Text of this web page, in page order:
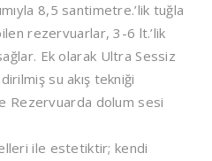
8,5 santimetre.’lik tuğla
rezervuarlar, 3-6 lt.’lik
Ek olarak Ultra Sessiz
su akış tekniği
Rezervuarda dolum sesi
ile estetiktir; kendi